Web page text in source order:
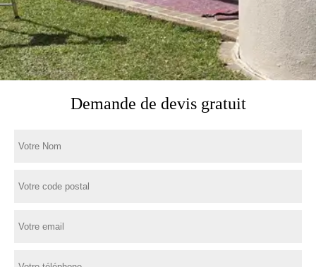
Demande de devis gratuit